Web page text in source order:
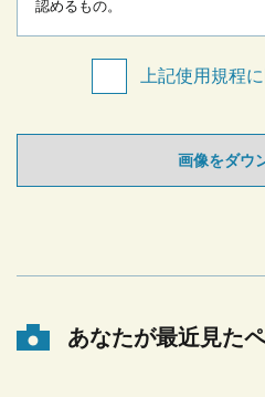
認めるもの。
上記使用規程に
画像をダウ
あなたが最近見た